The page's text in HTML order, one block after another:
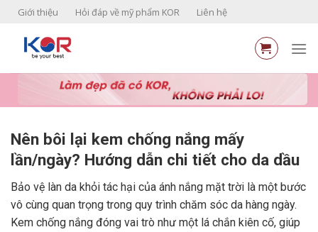
Skip
content
Giới thiệu Hỏi đáp về mỹ phẩm KOR Liên hệ
Nên bôi lại kem chống nắng mấy
lần/ngày? Hướng dẫn chi tiết cho da dầu
Bảo vệ làn da khỏi tác hại của ánh nắng mặt trời là một bước
vô cùng quan trọng trong quy trình chăm sóc da hàng ngày.
Kem chống nắng đóng vai trò như một lá chắn kiên cố, giúp